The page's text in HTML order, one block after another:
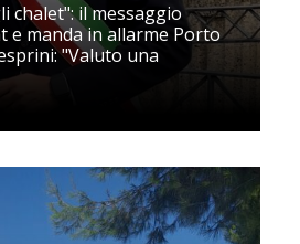
chalet": il messaggio
e manda in allarme Porto
"Valuto una